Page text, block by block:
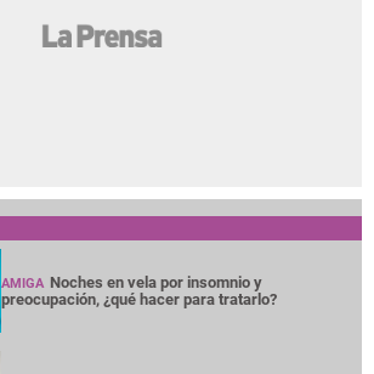
AMIGA Noches en vela por insomnio y
preocupación, ¿qué hacer para tratarlo?